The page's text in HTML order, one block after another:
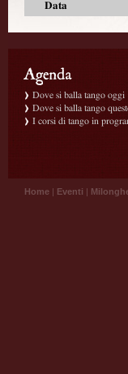
Data
Dove si balla tango oggi
Dove si balla tango
I corsi di tango in
Home | Eventi |